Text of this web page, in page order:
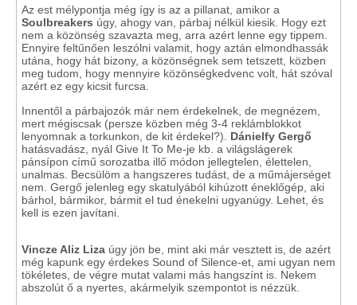
Az est mélypontja még így is az a pillanat, amikor a
Soulbreakers úgy, ahogy van, párbaj nélkül kiesik. Hogy ezt
nem a közönség szavazta meg, arra azért lenne egy tippem.
Ennyire feltűnően leszólni valamit, hogy aztán elmondhassák
utána, hogy hát bizony, a közönségnek sem tetszett, közben
meg tudom, hogy mennyire közönségkedvenc volt, hát szóval
azért ez egy kicsit furcsa.
Innentől a párbajozók már nem érdekelnek, de megnézem,
mert mégiscsak (persze közben még 3-4 reklámblokkot
lenyomnak a torkunkon, de kit érdekel?). Dánielfy Gergő
hatásvadász, nyál Give It To Me-je kb. a világslágerek
pánsípon című sorozatba illő módon jellegtelen, élettelen,
unalmas. Becsülöm a hangszeres tudást, de a műmájerséget
nem. Gergő jelenleg egy skatulyából kihúzott éneklőgép, aki
bárhol, bármikor, bármit el tud énekelni ugyanúgy. Lehet, és
kell is ezen javítani.
Vincze Aliz Liza úgy jön be, mint aki már vesztett is, de azért
még kapunk egy érdekes Sound of Silence-et, ami ugyan nem
tökéletes, de végre mutat valami más hangszínt is. Nekem
abszolút ő a nyertes, akármelyik szempontot is nézzük.